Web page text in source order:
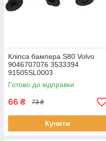
Кліпса бампера S80 Volvo
9046707076 3533394
91505SL0003
Готово до відправки
66 ₴ 73 ₴
Купити